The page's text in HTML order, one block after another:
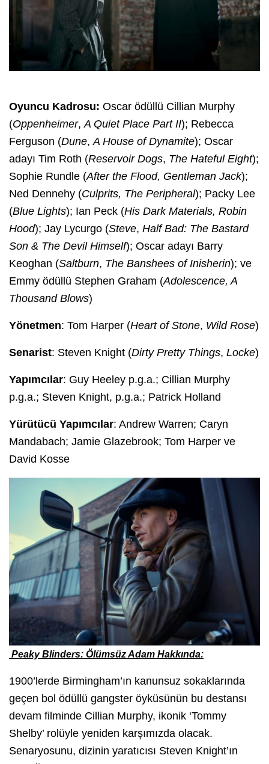
Oyuncu Kadrosu: Oscar ödüllü Cillian Murphy
(Oppenheimer, A Quiet Place Part II); Rebecca
Ferguson (Dune, A House of Dynamite); Oscar
adayı Tim Roth (Reservoir Dogs, The Hateful Eight);
Sophie Rundle (After the Flood, Gentleman Jack);
Ned Dennehy (Culprits, The Peripheral); Packy Lee
(Blue Lights); Ian Peck (His Dark Materials, Robin
Hood); Jay Lycurgo (Steve, Half Bad: The Bastard
Son & The Devil Himself); Oscar adayı Barry
Keoghan (Saltburn, The Banshees of Inisherin); ve
Emmy ödüllü Stephen Graham (Adolescence, A
Thousand Blows)
Yönetmen: Tom Harper (Heart of Stone, Wild Rose)
Senarist: Steven Knight (Dirty Pretty Things, Locke)
Yapımcılar: Guy Heeley p.g.a.; Cillian Murphy
p.g.a.; Steven Knight, p.g.a.; Patrick Holland
Yürütücü Yapımcılar: Andrew Warren; Caryn
Mandabach; Jamie Glazebrook; Tom Harper ve
David Kosse
Peaky Blinders: Ölümsüz Adam Hakkında:
1900’lerde Birmingham’ın kanunsuz sokaklarında
geçen bol ödüllü gangster öyküsünün bu destansı
devam filminde Cillian Murphy, ikonik ‘Tommy
Shelby’ rolüyle yeniden karşımızda olacak.
Senaryosunu, dizinin yaratıcısı Steven Knight’ın